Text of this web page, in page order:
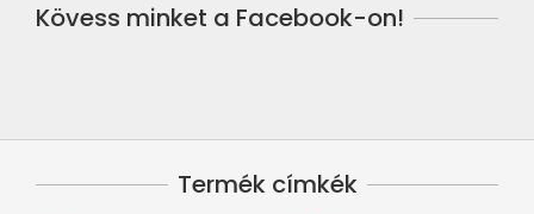
Kövess minket a Facebook-on!
Termék címkék